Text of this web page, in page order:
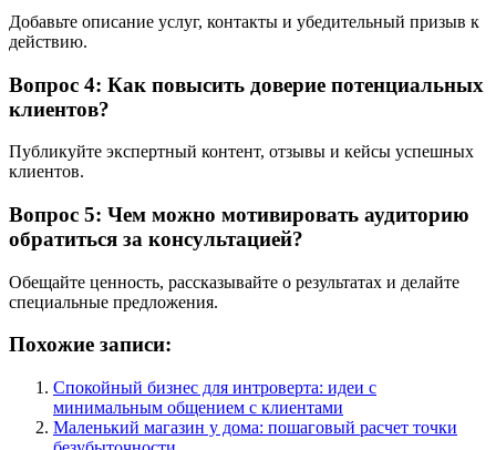
Добавьте описание услуг, контакты и убедительный призыв к
действию.
Вопрос 4: Как повысить доверие потенциальных
клиентов?
Публикуйте экспертный контент, отзывы и кейсы успешных
клиентов.
Вопрос 5: Чем можно мотивировать аудиторию
обратиться за консультацией?
Обещайте ценность, рассказывайте о результатах и делайте
специальные предложения.
Похожие записи:
Спокойный бизнес для интроверта: идеи с
минимальным общением с клиентами
Маленький магазин у дома: пошаговый расчет точки